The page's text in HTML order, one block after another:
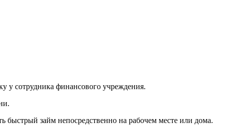
у сотрудника финансового учреждения.
быстрый займ непосредственно на рабочем месте или дома.